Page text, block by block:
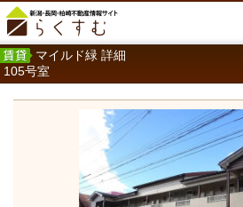
マイルド緑 詳細
105号室